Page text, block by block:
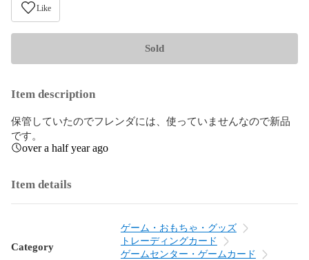
Like
Sold
Item description
保管していたのでフレンダには、使っていませんなので新品
です。
over a half year ago
Item details
Category
ゲーム・おもちゃ・グッズ
トレーディングカード
ゲームセンター・ゲームカード